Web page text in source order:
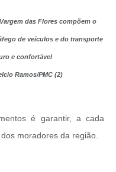
das Flores compõem o
de veículos e do transporte
e confortável
Ramos/PMC (2)
é garantir, a cada
moradores da região.